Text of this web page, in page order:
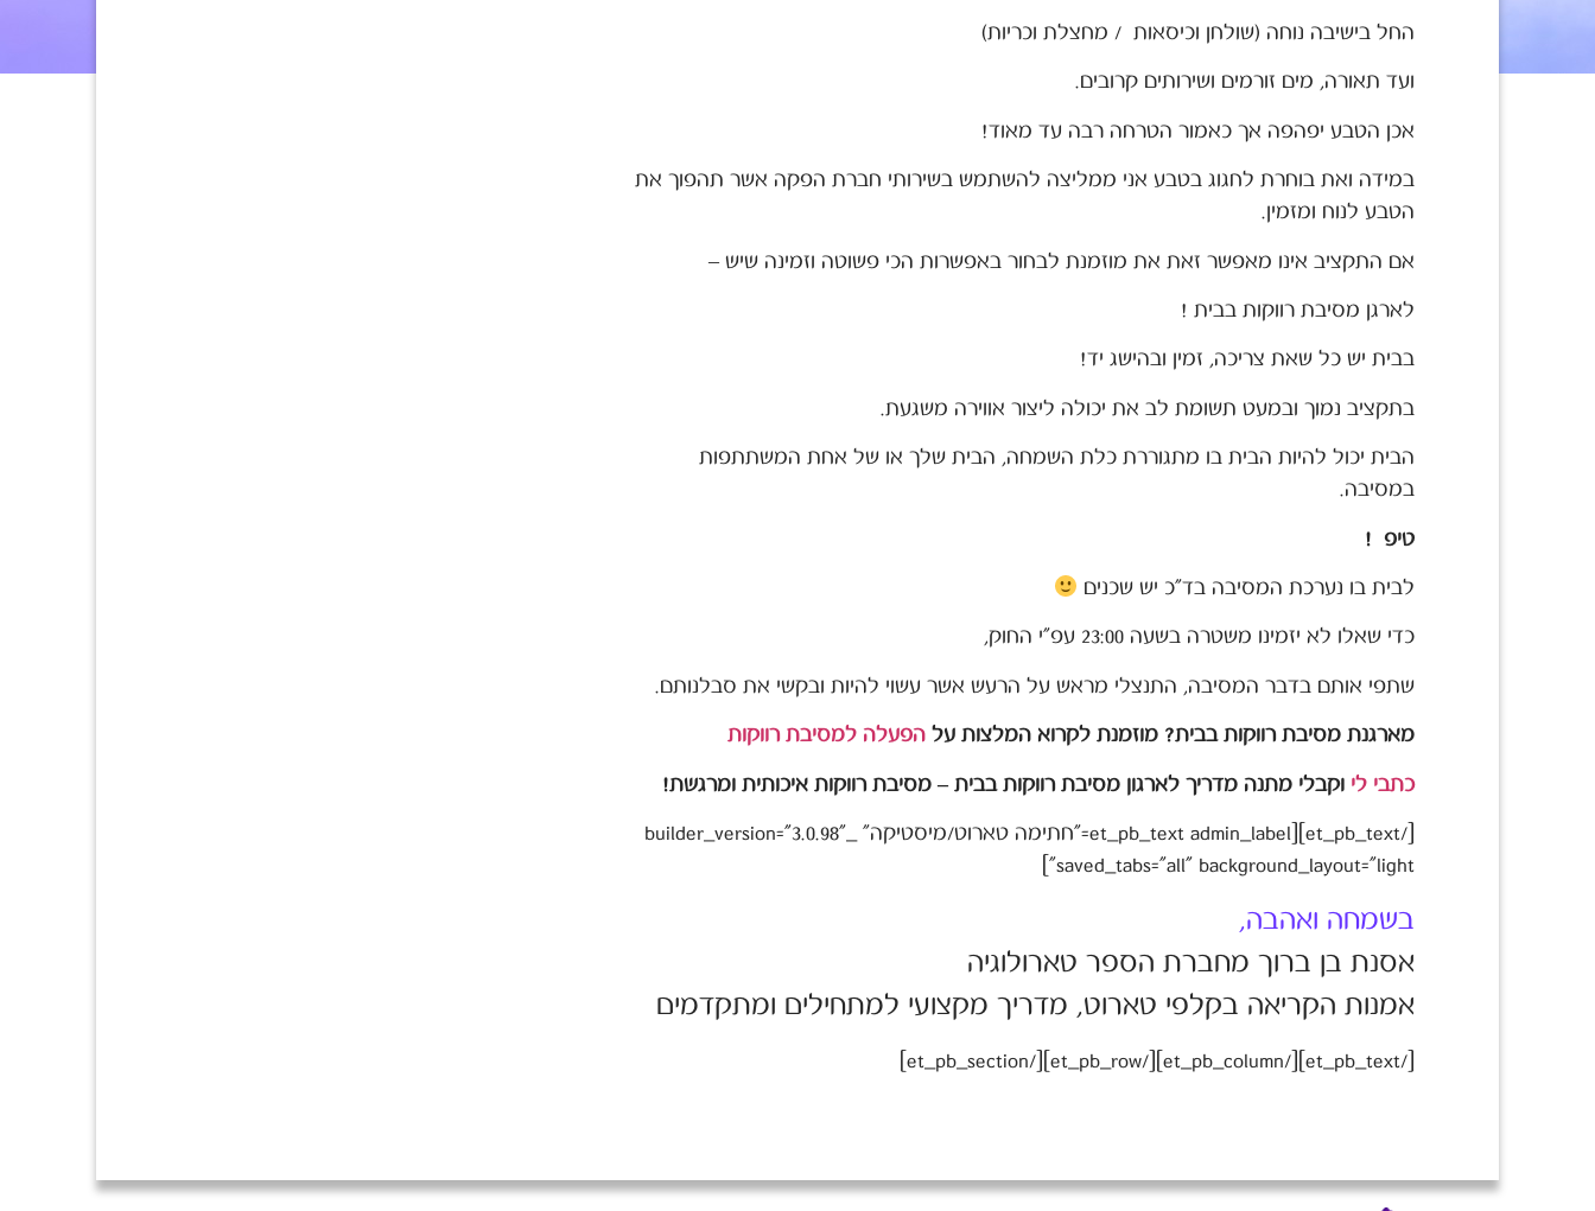
החל בישיבה נוחה (שולחן וכיסאות / מחצלת וכריות)
ועד תאורה, מים זורמים ושירותים קרובים.
אכן הטבע יפהפה אך כאמור הטרחה רבה עד מאוד!
במידה ואת בוחרת לחגוג בטבע אני ממליצה להשתמש בשירותי חברת הפקה אשר תהפוך את
הטבע לנוח ומזמין.
אם התקציב אינו מאפשר זאת את מוזמנת לבחור באפשרות הכי פשוטה וזמינה שיש –
לארגן מסיבת רווקות בבית !
בבית יש כל שאת צריכה, זמין ובהישג יד!
בתקציב נמוך ובמעט תשומת לב את יכולה ליצור אווירה משגעת.
הבית יכול להיות הבית בו מתגוררת כלת השמחה, הבית שלך או של אחת המשתתפות
במסיבה.
טיפ !
לבית בו נערכת המסיבה בד"כ יש שכנים
כדי שאלו לא יזמינו משטרה בשעה 23:00 עפ"י החוק,
שתפי אותם בדבר המסיבה, התנצלי מראש על הרעש אשר עשוי להיות ובקשי את סבלנותם.
מארגנת מסיבת רווקות בבית? מוזמנת לקרוא המלצות על הפעלה למסיבת רווקות
כתבי לי וקבלי מתנה מדריך לארגון מסיבת רווקות בבית – מסיבת רווקות איכותית ומרגשת!
[/et_pb_text][et_pb_text admin_label="חתימה טארוט/מיסטיקה" _builder_version="3.0.98"
saved_tabs="all" background_layout="light"]
בשמחה ואהבה,
אסנת בן ברוך מחברת הספר טארולוגיה
אמנות הקריאה בקלפי טארוט, מדריך מקצועי למתחילים ומתקדמים
[/et_pb_text][/et_pb_column][/et_pb_row][/et_pb_section]